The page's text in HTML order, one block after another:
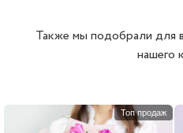
Также мы подобрали для
нашего
Топ продаж